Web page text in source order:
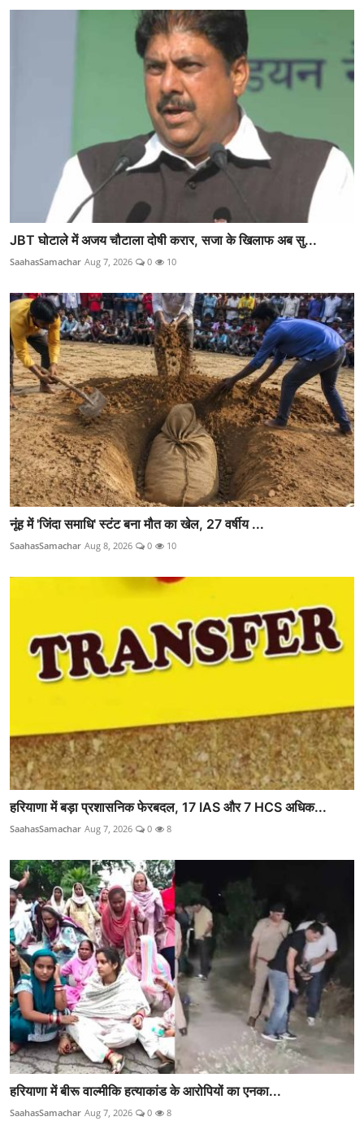
JBT घोटाले में अजय चौटाला दोषी करार, सजा के खिलाफ अब सु...
SaahasSamachar Aug 7, 2026 0 10
नूंह में 'जिंदा समाधि' स्टंट बना मौत का खेल, 27 वर्षीय ...
SaahasSamachar Aug 8, 2026 0 10
हरियाणा में बड़ा प्रशासनिक फेरबदल, 17 IAS और 7 HCS अधिक...
SaahasSamachar Aug 7, 2026 0 8
हरियाणा में बीरू वाल्मीकि हत्याकांड के आरोपियों का एनका...
SaahasSamachar Aug 7, 2026 0 8